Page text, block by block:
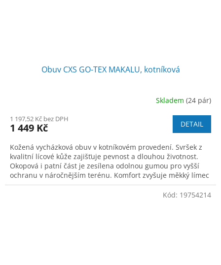
Obuv CXS GO-TEX MAKALU, kotníková
Skladem (24 pár)
1 197,52 Kč bez DPH
1 449 Kč DETAIL
Kožená vycházková obuv v kotníkovém provedení. Svršek z
kvalitní lícové kůže zajišťuje pevnost a dlouhou životnost.
Okopová i patní část je zesílena odolnou gumou pro vyšší
ochranu v náročnějším terénu. Komfort zvyšuje měkký límec
z prodyšného mesh m
Kód: 19754214